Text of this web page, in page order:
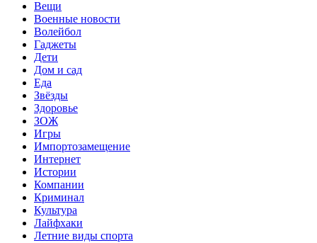
Вещи
Военные новости
Волейбол
Гаджеты
Дети
Дом и сад
Еда
Звёзды
Здоровье
ЗОЖ
Игры
Импортозамещение
Интернет
Истории
Компании
Криминал
Культура
Лайфхаки
Летние виды спорта